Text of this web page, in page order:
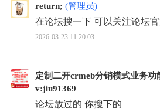
return; (管理员)
在论坛搜一下 可以关注论坛
2026-03-23 11:20:03
定制二开crmeb分销模式业务功
v:jiu91369
论坛放过的 你搜下的